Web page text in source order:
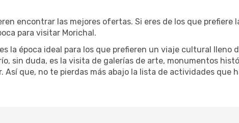
encontrar las mejores ofertas. Si eres de los que prefiere
para visitar Morichal.
la época ideal para los que prefieren un viaje cultural lleno
sin duda, es la visita de galerías de arte, monumentos
que, no te pierdas más abajo la lista de actividades que